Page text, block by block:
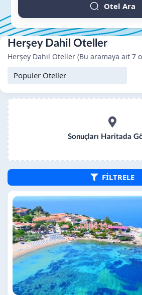
Otel Ara
Herşey Dahil Oteller
Herşey Dahil Oteller (Bu aramaya ait 7
Sonuçları Haritada
FİLTRELE